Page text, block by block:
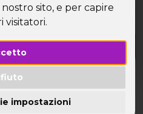
sito, e per capire
visitatori.
impostazioni
le crociere ed il mare